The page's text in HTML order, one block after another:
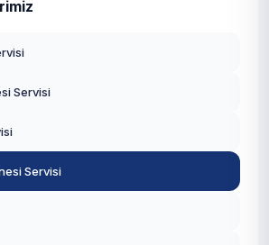
Servisi
Servisi